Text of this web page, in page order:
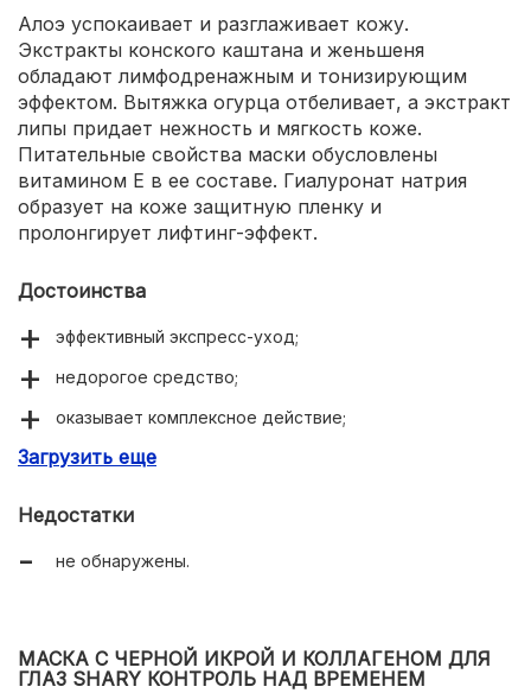
Алоэ успокаивает и разглаживает кожу.
Экстракты конского каштана и женьшеня
обладают лимфодренажным и тонизирующим
эффектом. Вытяжка огурца отбеливает, а экстракт
липы придает нежность и мягкость коже.
Питательные свойства маски обусловлены
витамином Е в ее составе. Гиалуронат натрия
образует на коже защитную пленку и
пролонгирует лифтинг-эффект.
Достоинства
эффективный экспресс-уход;
недорогое средство;
оказывает комплексное действие;
регулярное применение омолаживает кожу;
Загрузить еще
Недостатки
не обнаружены.
МАСКА С ЧЕРНОЙ ИКРОЙ И КОЛЛАГЕНОМ ДЛЯ
ГЛАЗ SHARY КОНТРОЛЬ НАД ВРЕМЕНЕМ